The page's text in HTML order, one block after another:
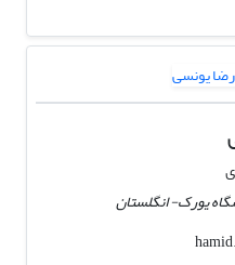
یورک- انگلستان